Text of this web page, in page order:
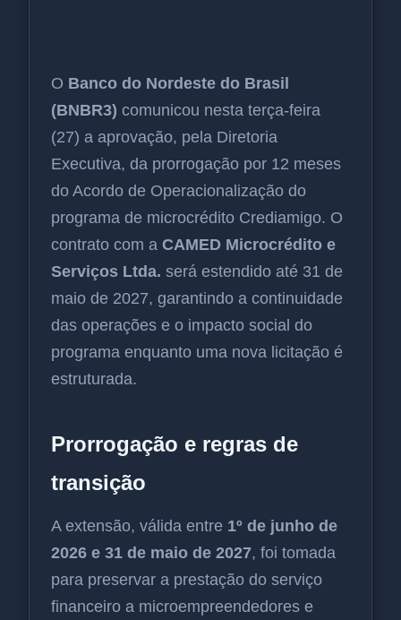
O Banco do Nordeste do Brasil
(BNBR3) comunicou nesta terça-feira
(27) a aprovação, pela Diretoria
Executiva, da prorrogação por 12 meses
do Acordo de Operacionalização do
programa de microcrédito Crediamigo. O
contrato com a CAMED Microcrédito e
Serviços Ltda. será estendido até 31 de
maio de 2027, garantindo a continuidade
das operações e o impacto social do
programa enquanto uma nova licitação é
estruturada.
Prorrogação e regras de
transição
A extensão, válida entre 1º de junho de
2026 e 31 de maio de 2027, foi tomada
para preservar a prestação do serviço
financeiro a microempreendedores e